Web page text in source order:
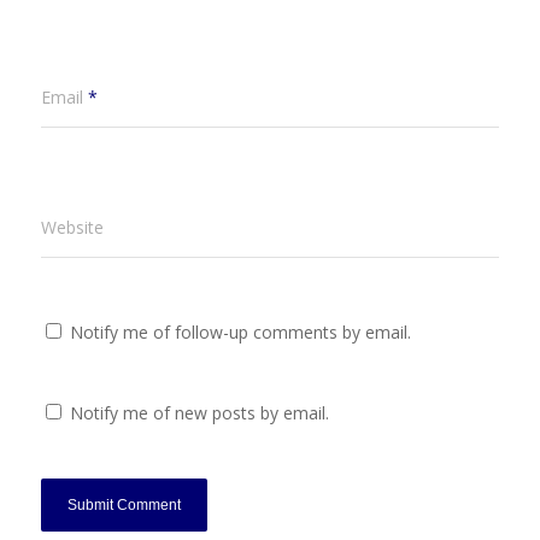
Email *
Website
Notify me of follow-up comments by email.
Notify me of new posts by email.